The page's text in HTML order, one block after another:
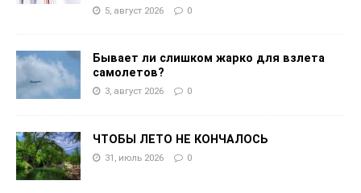
5, август 2026 0
Бывает ли слишком жарко для взлета
самолетов?
3, август 2026 0
ЧТОБЫ ЛЕТО НЕ КОНЧАЛОСЬ
31, июль 2026 0